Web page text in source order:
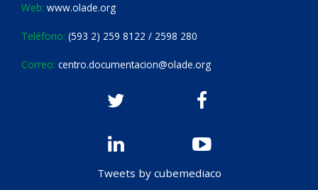
Web: www.olade.org
Teléfono: (593 2) 259 8122 / 2598 280
Correo: centro.documentacion@olade.org
Tweets by cubemediaco